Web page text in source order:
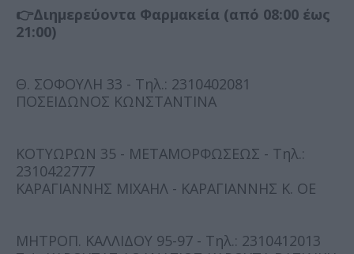
👉Διημερεύοντα Φαρμακεία (από 08:00 έως
21:00)
Θ. ΣΟΦΟΥΛΗ 33 - Τηλ.: 2310402081
ΠΟΣΕΙΔΩΝΟΣ ΚΩΝΣΤΑΝΤΙΝΑ
ΚΟΤΥΩΡΩΝ 35 - ΜΕΤΑΜΟΡΦΩΣΕΩΣ - Τηλ.:
2310422777
ΚΑΡΑΓΙΑΝΝΗΣ ΜΙΧΑΗΛ - ΚΑΡΑΓΙΑΝΝΗΣ Κ. ΟΕ
ΜΗΤΡΟΠ. ΚΑΛΛΙΔΟΥ 95-97 - Τηλ.: 2310412013